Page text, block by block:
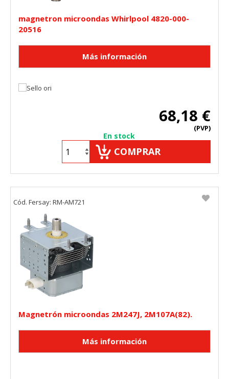
magnetron microondas Whirlpool 4820-000-
20516
68,18 €
(PVP)
En stock
COMPRAR
Magnetrón microondas 2M247J, 2M107A(82).
Cód. Fersay: RM-AM721